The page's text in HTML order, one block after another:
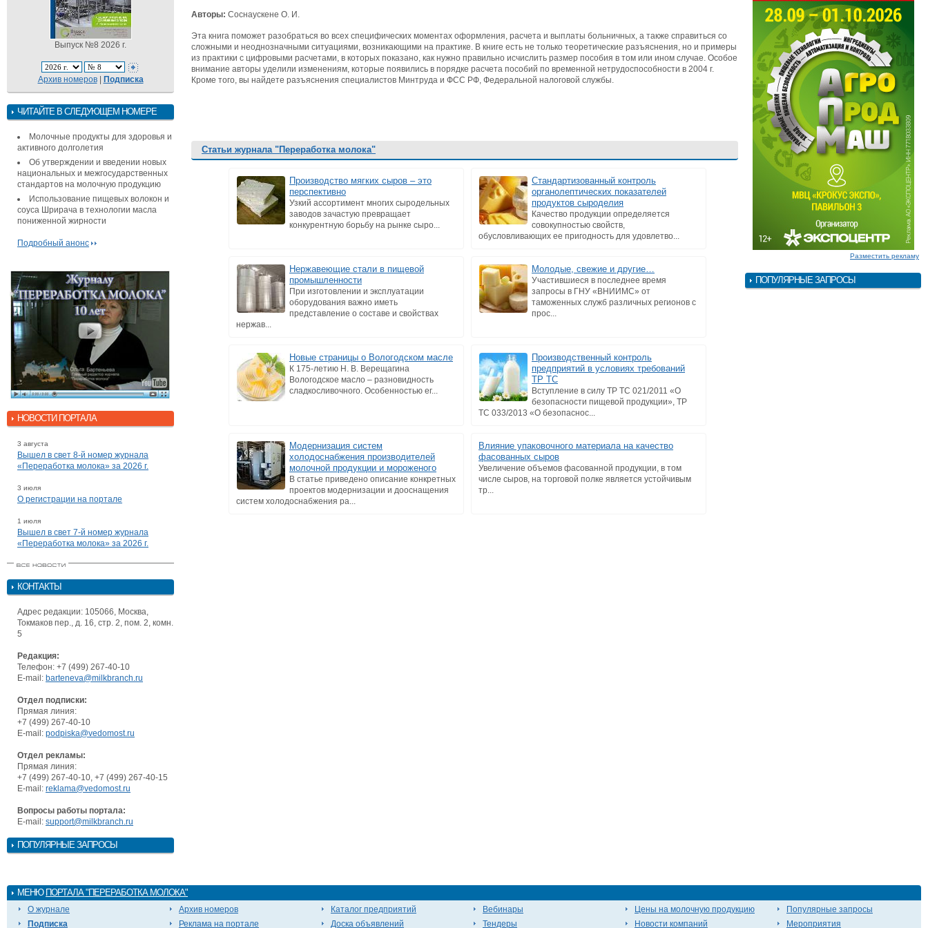
Выпуск №8 2026 г.
Архив номеров| Подписка
ЧИТАЙТЕ В СЛЕДУЮЩЕМ НОМЕРЕ
Молочные продукты для здоровья и
активного долголетия
Об утверждении и введении новых
национальных и межгосударственных
стандартов на молочную продукцию
Использование пищевых волокон и
соуса Шрирача в технологии масла
пониженной жирности
Подробный анонс
НОВОСТИ ПОРТАЛА
3 августа
Вышел в свет 8-й номер журнала
«Переработка молока» за 2026 г.
3 июля
О регистрации на портале
1 июля
Вышел в свет 7-й номер журнала
«Переработка молока» за 2026 г.
КОНТАКТЫ
Адрес редакции: 105066, Москва,
Токмаков пер., д. 16, стр. 2, пом. 2, комн.
5
Редакция:
Телефон: +7 (499) 267-40-10
E-mail: barteneva@milkbranch.ru
Отдел подписки:
Прямая линия:
+7 (499) 267-40-10
E-mail: podpiska@vedomost.ru
Отдел рекламы:
Прямая линия:
+7 (499) 267-40-10, +7 (499) 267-40-15
E-mail: reklama@vedomost.ru
Вопросы работы портала:
E-mail: support@milkbranch.ru
ПОПУЛЯРНЫЕ ЗАПРОСЫ
Авторы: Соснаускене О. И.
Эта книга поможет разобраться во всех специфических моментах оформления, расчета и выплаты больничных, а также справиться со
сложными и неоднозначными ситуациями, возникающими на практике. В книге есть не только теоретические разъяснения, но и примеры
из практики с цифровыми расчетами, в которых показано, как нужно правильно исчислить размер пособия в том или ином случае. Особое
внимание авторы уделили изменениям, которые появились в порядке расчета пособий по временной нетрудоспособности в 2004 г.
Кроме того, вы найдете разъяснения специалистов Минтруда и ФСС РФ, Федеральной налоговой службы.
Статьи журнала "Переработка молока"
Производство мягких сыров – это
перспективно
Узкий ассортимент многих сыродельных
заводов зачастую превращает
конкурентную борьбу на рынке сыро...
Стандартизованный контроль
органолептических показателей
продуктов сыроделия
Качество продукции определяется
совокупностью свойств,
обусловливающих ее пригодность для удовлетво...
Нержавеющие стали в пищевой
промышленности
При изготовлении и эксплуатации
оборудования важно иметь
представление о составе и свойствах
нержав...
Молодые, свежие и другие…
Участившиеся в последнее время
запросы в ГНУ «ВНИИМС» от
таможенных служб различных регионов с
прос...
Новые страницы о Вологодском масле
К 175-летию Н. В. Верещагина
Вологодское масло – разновидность
сладкосливочного. Особенностью ег...
Производственный контроль
предприятий в условиях требований
ТР ТС
Вступление в силу ТР ТС 021/2011 «О
безопасности пищевой продукции», ТР
ТС 033/2013 «О безопаснос...
Модернизация систем
холодоснабжения производителей
молочной продукции и мороженого
В статье приведено описание конкретных
проектов модернизации и дооснащения
систем холодоснабжения ра...
Влияние упаковочного материала на качество
фасованных сыров
Увеличение объемов фасованной продукции, в том
числе сыров, на торговой полке является устойчивым
тр...
Разместить рекламу
ПОПУЛЯРНЫЕ ЗАПРОСЫ
МЕНЮ ПОРТАЛА "ПЕРЕРАБОТКА МОЛОКА"
О журнале
Подписка
Архив номеров
Реклама на портале
Каталог предприятий
Доска объявлений
Вебинары
Тендеры
Цены на молочную продукцию
Новости компаний
Популярные запросы
Мероприятия